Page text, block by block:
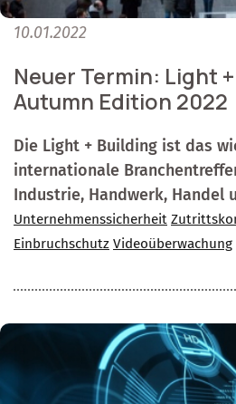
10.01.2022
Neuer Termin: Light
Autumn Edition 2022
Die Light + Building ist das
internationale
Industrie, Handwerk, Handel
Unternehmenssicherheit
Einbruchschutz Videoüberwachung